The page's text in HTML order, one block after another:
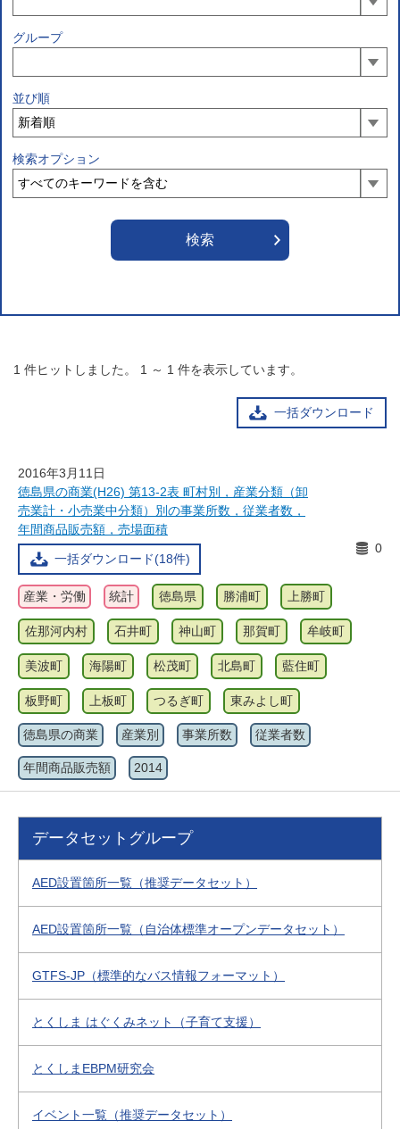
グループ
並び順
検索オプション
1 件ヒットしました。 1 ～ 1 件を表示しています。
一括ダウンロード
2016年3月11日
徳島県の商業(H26) 第13-2表 町村別，産業分類（卸
売業計・小売業中分類）別の事業所数，従業者数，
年間商品販売額，売場面積
一括ダウンロード(18件)
0
産業・労働 統計 徳島県 勝浦町 上勝町
佐那河内村 石井町 神山町 那賀町 牟岐町
美波町 海陽町 松茂町 北島町 藍住町
板野町 上板町 つるぎ町 東みよし町
徳島県の商業 産業別 事業所数 従業者数
年間商品販売額 2014
データセットグループ
AED設置箇所一覧（推奨データセット）
AED設置箇所一覧（自治体標準オープンデータセット）
GTFS-JP（標準的なバス情報フォーマット）
とくしま はぐくみネット（子育て支援）
とくしまEBPM研究会
イベント一覧（推奨データセット）